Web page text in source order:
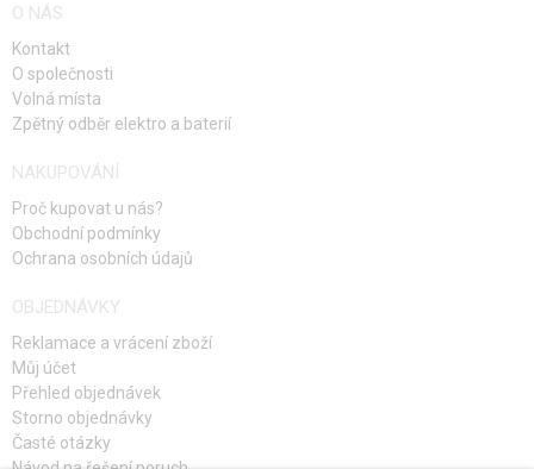
Odstřelovací puška STORM PC1 elektro-pneumatický bullpup
Zásobník na 55 ran
Manuál
O NÁS
Kontakt
O společnosti
Volná místa
Zpětný odběr elektro a baterií
NAKUPOVÁNÍ
Proč kupovat u nás?
Obchodní podmínky
Ochrana osobních údajů
OBJEDNÁVKY
Reklamace a vrácení zboží
Můj účet
Přehled objednávek
Storno objednávky
Časté otázky